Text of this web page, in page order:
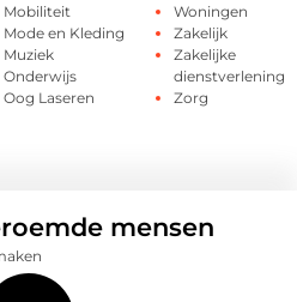
Mobiliteit
Mode en Kleding
Muziek
Onderwijs
Oog Laseren
Woningen
Zakelijk
Zakelijke
dienstverlening
Zorg
mensen